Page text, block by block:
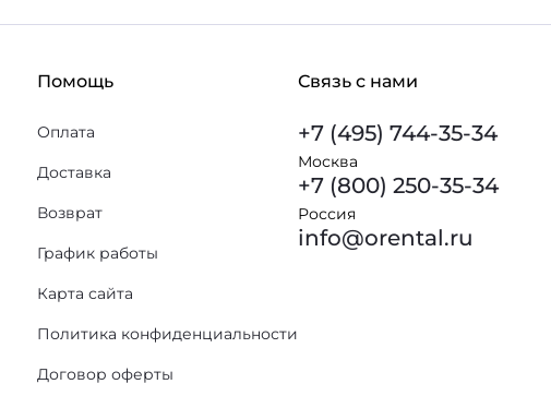
Помощь
Оплата
Доставка
Возврат
График работы
Карта сайта
Политика конфиденциальности
Договор оферты
Связь с нами
+7 (495) 744-35-34
Москва
+7 (800) 250-35-34
Россия
info@orental.ru